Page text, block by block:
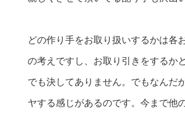
どの作り手をお取り扱いするかは各
の考えですし、お取り引きをするか
でも決してありません。でもなんだ
ヤする感じがあるのです。今まで他